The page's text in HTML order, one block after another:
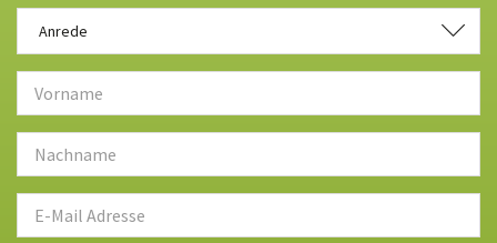
Anrede
Anrede